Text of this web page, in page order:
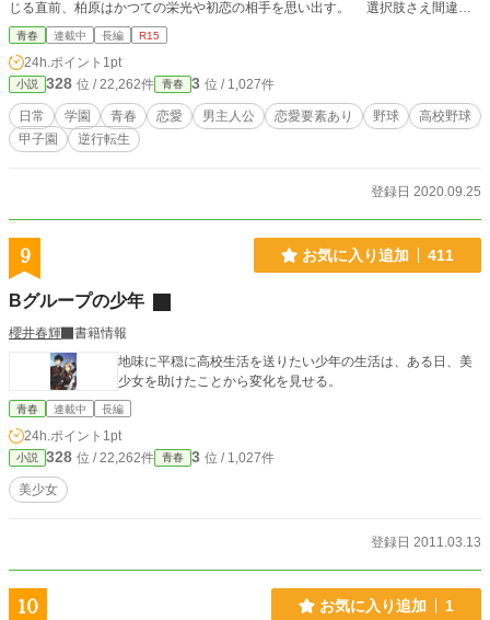
じる直前、柏原はかつての栄光や初恋の相手を思い出す。 選択肢さえ間違え
なければ、もっと良い人生を歩めたのに。 そんな事を思っていると、中学3年
時の自分に転生していた。 転生した柏原の前に現れたのは、当時の友人や初
恋の相手、そして――女神を自称する女の子。 自称女神は、名門校ではなく
弱小都立へ進学するよう告げると、柏原の二度目の野球人生が幕を開けた。
この物語は、一度は壊れたプロ注目のサイドスロー・柏原竜也と、野球の女神を
自称する少女。 高校野球の“正史“を知る二人が、その記憶を活用しながら、無
名校で甲子園を目指したり、ちょっと恋したりする物語です。
青春 連載中 長編 R15
24h.ポイント 1pt
小説 328 位 / 22,262件 青春 3 位 / 1,027件
日常 学園 青春 恋愛 男主人公 恋愛要素あり 野球
高校野球
甲子園
逆行転生
登録日 2020.09.25
9 お気に入り追加 411
Bグループの少年
櫻井春輝
書籍情報
地味に平穏に高校生活を送りたい少年の生活は、ある日、美
少女を助けたことから変化を見せる。
青春 連載中 長編
24h.ポイント 1pt
小説 328 位 / 22,262件 青春 3 位 / 1,027件
美少女
登録日 2011.03.13
10 お気に入り追加 1